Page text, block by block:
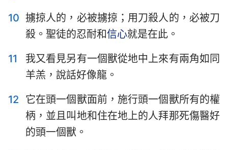
10 擄掠人的，必被擄掠；用刀殺人的，必被刀
殺。聖徒的忍耐和信心就是在此。
11
我又看見另有一個獸從地中上來有兩角如同
羊羔，說話好像龍。
12
它在頭一個獸面前，施行頭一個獸所有的權
柄，並且叫地和住在地上的人拜那死傷醫好
的頭一個獸。